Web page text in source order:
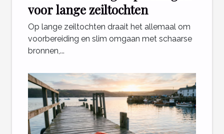
voor lange zeiltochten
Op lange zeiltochten draait het allemaal om
voorbereiding en slim omgaan met schaarse
bronnen,...